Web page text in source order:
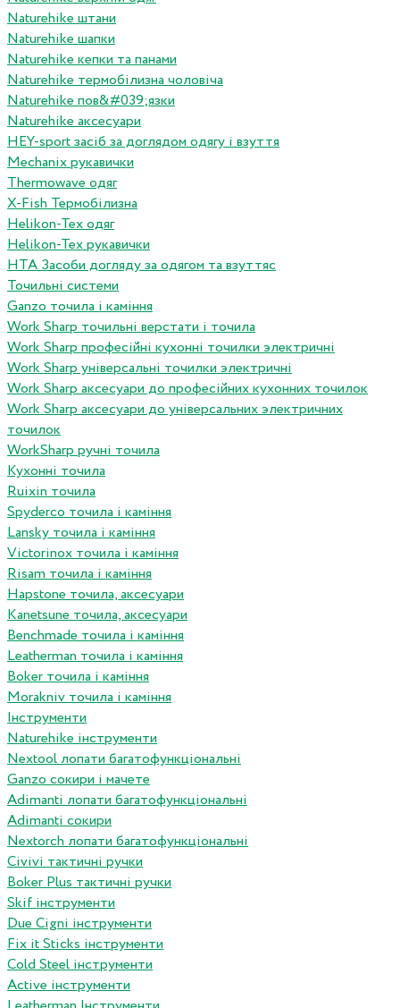
Naturehike штани
Naturehike шапки
Naturehike кепки та панами
Naturehike термобілизна чоловіча
Naturehike пов&#039;язки
Naturehike аксесуари
HEY-sport засіб за доглядом одягу і взуття
Mechanix рукавички
Thermowave одяг
X-Fish Термобілизна
Helikon-Tex одяг
Helikon-Tex рукавички
HTA Засоби догляду за одягом та взуттяс
Точильні системи
Ganzo точила і каміння
Work Sharp точильні верстати і точила
Work Sharp професiйнi кухоннi точилки электричнi
Work Sharp унiверсальнi точилки электричнi
Work Sharp аксесуари до професiйних кухонних точилок
Work Sharp аксесуари до унiверсальних электричних
точилок
WorkSharp ручні точила
Кухонні точила
Ruixin точила
Spyderco точила і каміння
Lansky точила і каміння
Victorinox точила і каміння
Risam точила і каміння
Hapstone точила, аксесуари
Kanetsune точила, аксесуари
Benchmade точила і каміння
Leatherman точила і каміння
Boker точила і каміння
Morakniv точила і каміння
Інструменти
Naturehike інструменти
Nextool лопати багатофункціональні
Ganzo сокири і мачете
Adimanti лопати багатофункціональні
Adimanti сокири
Nextorch лопати багатофункціональні
Сivivi тактичні ручки
Boker Plus тактичні ручки
Skif інструменти
Due Cigni інструменти
Fix it Sticks інструменти
Сold Steel інструменти
Active інструменти